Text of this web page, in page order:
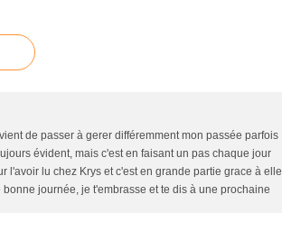
de passer à gerer différemment mon passée parfois
évident, mais c'est en faisant un pas chaque jour
l'avoir lu chez Krys et c'est en grande partie grace à elle
journée, je t'embrasse et te dis à une prochaine